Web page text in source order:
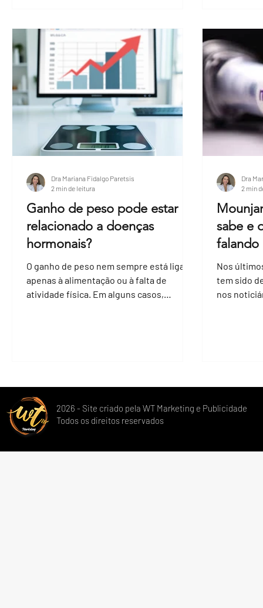
precisa e individualizada. Mas o que
esses novos critérios significam para
pacientes e profissionais da saúde? Este
texto explica as mudanças e suas
implicações práticas. . Por que os cri
Neste
Mounjaro,
essenciais
opção.
on white
Ganho de peso pode estar
relacionado a doenças
hormonais?
O ganho de peso nem sempre está ligado
apenas à alimentação ou à falta de
atividade física. Em alguns casos,
funcionar de forma mais lenta. Isso pode
levar a um gasto energético menor,
retenção de líquidos e dificulda
Dra Mariana Fidalgo Paretsis
2 min de leitura
sabe e
falando
Nos
tem sido
nos
na perda
Dra
2 min
2026 - Site criado pela WT Marketing e Publicidade
Todos os direitos reservados